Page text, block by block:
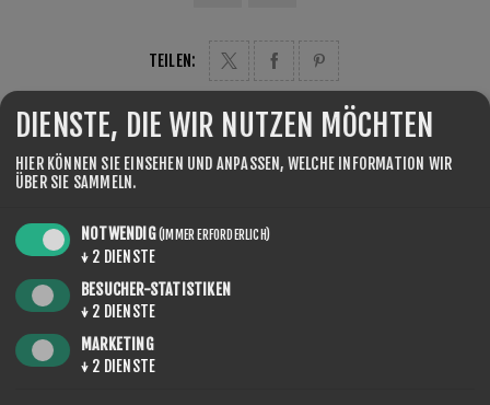
TEILEN:
CONTACT US
IHR NAME
DIENSTE, DIE WIR NUTZEN MÖCHTEN
HIER KÖNNEN SIE EINSEHEN UND ANPASSEN, WELCHE INFORMATION WIR
ÜBER SIE SAMMELN.
NOTWENDIG(IMMER ERFORDERLICH)
↓ 2 DIENSTE
BESUCHER-STATISTIKEN
↓ 2 DIENSTE
MARKETING
↓ 2 DIENSTE